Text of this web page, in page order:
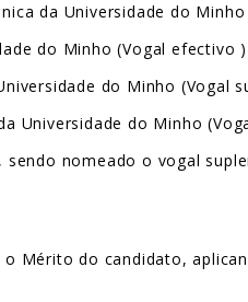
da Universidade do
do Minho (Vogal efectivo )
do Minho (Vogal
Universidade do Minho
nomeado o vogal
Mérito do candidato,